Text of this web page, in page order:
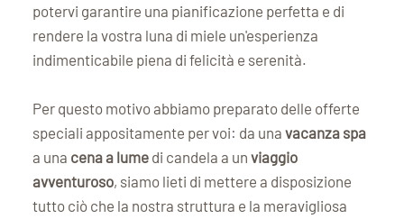
potervi garantire una pianificazione perfetta e di
rendere la vostra luna di miele un'esperienza
indimenticabile piena di felicità e serenità.
Per questo motivo abbiamo preparato delle offerte
speciali appositamente per voi: da una vacanza spa
a una cena a lume di candela a un viaggio
avventuroso, siamo lieti di mettere a disposizione
tutto ciò che la nostra struttura e la meravigliosa